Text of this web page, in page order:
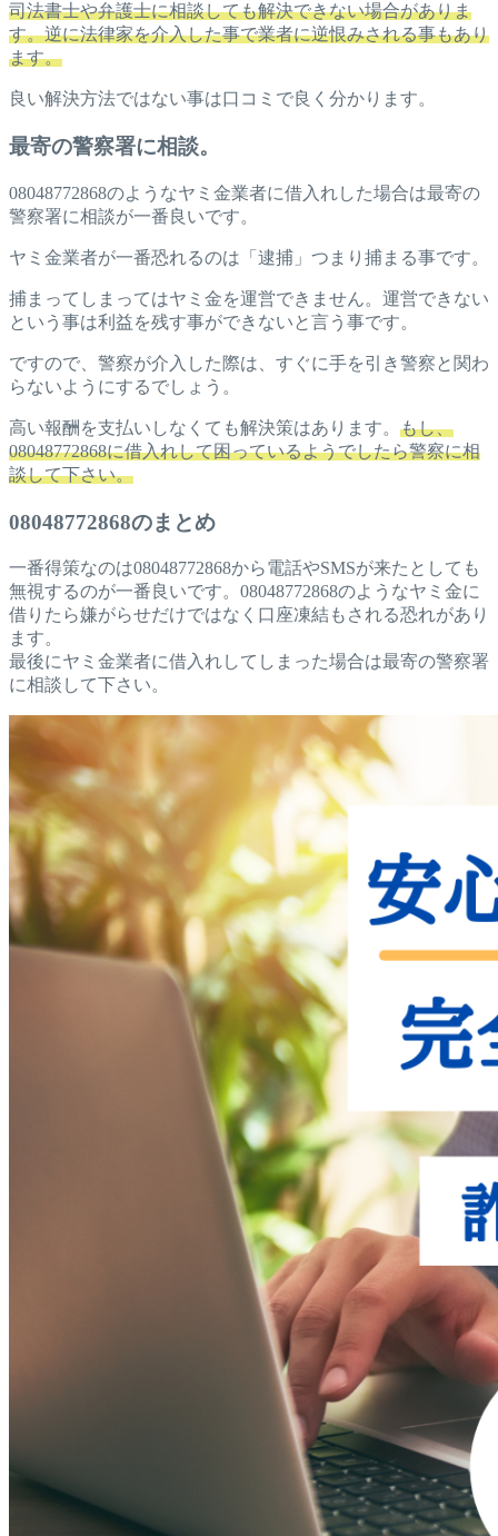
司法書士や弁護士に相談しても解決できない場合がありま
す。逆に法律家を介入した事で業者に逆恨みされる事もあり
ます。
良い解決方法ではない事は口コミで良く分かります。
最寄の警察署に相談。
08048772868のようなヤミ金業者に借入れした場合は最寄の
警察署に相談が一番良いです。
ヤミ金業者が一番恐れるのは「逮捕」つまり捕まる事です。
捕まってしまってはヤミ金を運営できません。運営できない
という事は利益を残す事ができないと言う事です。
ですので、警察が介入した際は、すぐに手を引き警察と関わ
らないようにするでしょう。
高い報酬を支払いしなくても解決策はあります。 もし、
08048772868に借入れして困っているようでしたら警察に相
談して下さい。
08048772868のまとめ
一番得策なのは08048772868から電話やSMSが来たとしても
無視するのが一番良いです。08048772868のようなヤミ金に
借りたら嫌がらせだけではなく口座凍結もされる恐れがあり
ます。
最後にヤミ金業者に借入れしてしまった場合は最寄の警察署
に相談して下さい。